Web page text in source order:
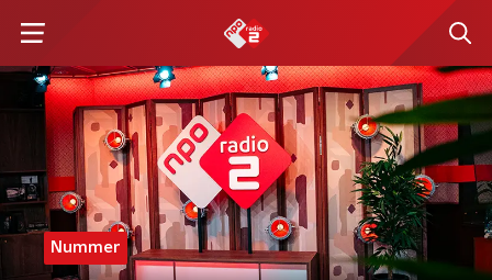
Nummer